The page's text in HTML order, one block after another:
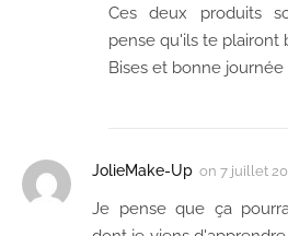
Ces deux produits
pense qu'ils te plairont
Bises et bonne journée
JolieMake-Up on 7 juillet
Je pense que ça